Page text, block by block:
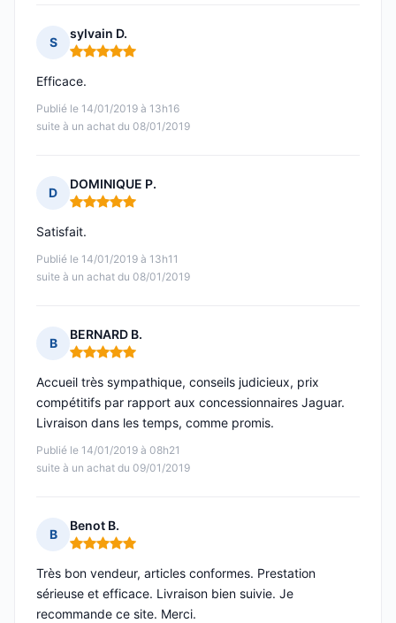
S
sylvain D.
Note : 5 sur 5
Publié le 14/01/2019 à 13h16
suite à un achat du 08/01/2019
Efficace.
D
DOMINIQUE P.
Note : 5 sur 5
Publié le 14/01/2019 à 13h11
suite à un achat du 08/01/2019
Satisfait.
B
BERNARD B.
Note : 5 sur 5
Publié le 14/01/2019 à 08h21
suite à un achat du 09/01/2019
Accueil très sympathique, conseils judicieux, prix
compétitifs par rapport aux concessionnaires Jaguar.
Livraison dans les temps, comme promis.
B
Benot B.
Note : 5 sur 5
Très bon vendeur, articles conformes. Prestation
sérieuse et efficace. Livraison bien suivie. Je
recommande ce site. Merci.